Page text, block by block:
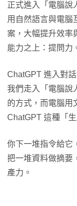
正式進入「電腦說
用自然語言與電腦
案，大幅提升效率
能力之上：提問力
ChatGPT 進入對
我們走入「電腦說
的方式，而電腦用
ChatGPT 這種「
你下一堆指令給它
把一堆資料做摘要
產力。